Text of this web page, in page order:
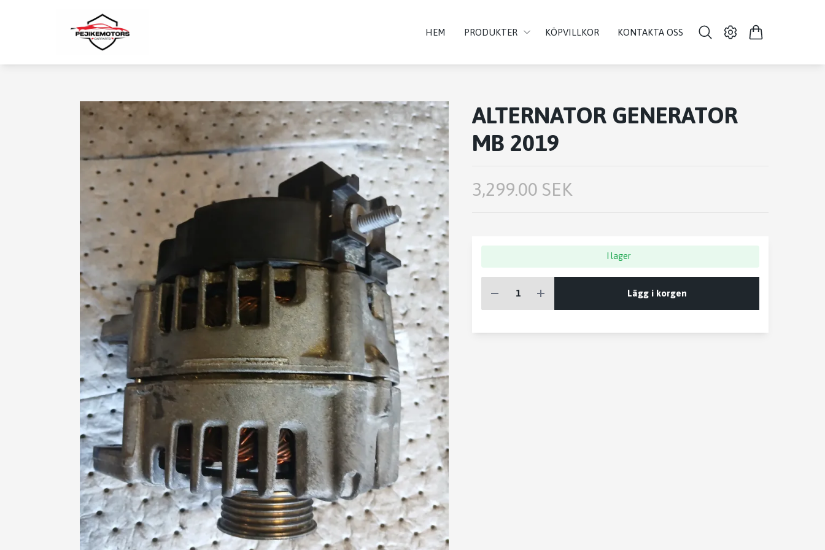
HEM PRODUKTER KÖPVILLKOR KONTAKTA OSS
ALTERNATOR GENERATOR
MB 2019
3,299.00 SEK
I lager
Lägg i korgen